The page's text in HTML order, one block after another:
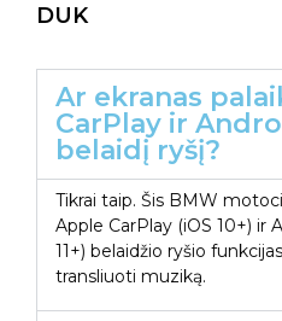
DUK
Ar ekranas
CarPlay ir
belaidį ryšį?
Tikrai taip. Šis BMW
Apple CarPlay (iOS 10+) ir
11+) belaidžio ryšio
transliuoti muziką.